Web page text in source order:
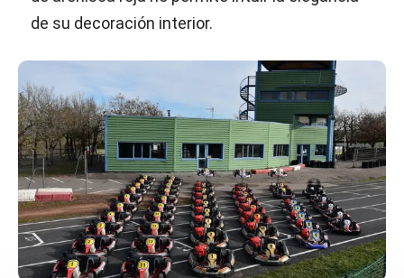
de su decoración interior.